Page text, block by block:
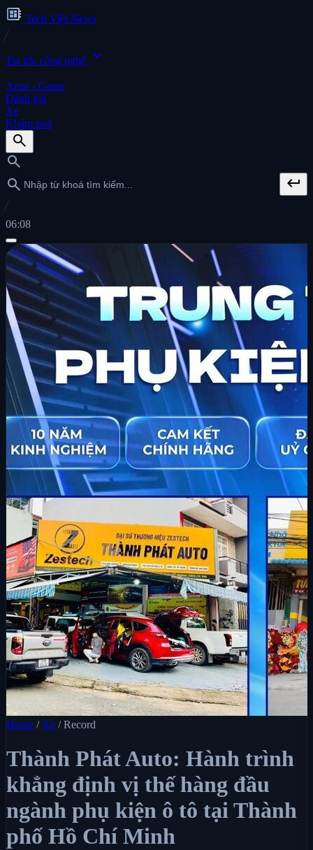
developer_board Tech Việt News
Tin tức công nghệ expand_more
Apps - Game
Đánh giá
Xe
Khám phá
search
search
search
keyboard_return
06:08
Home / Xe / Record
Thành Phát Auto: Hành trình
khẳng định vị thế hàng đầu
ngành phụ kiện ô tô tại Thành
phố Hồ Chí Minh